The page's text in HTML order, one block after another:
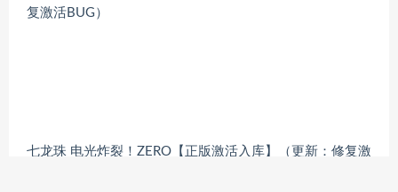
七龙珠 电光炸裂！ZERO【正版激活入库】（更新：修复激